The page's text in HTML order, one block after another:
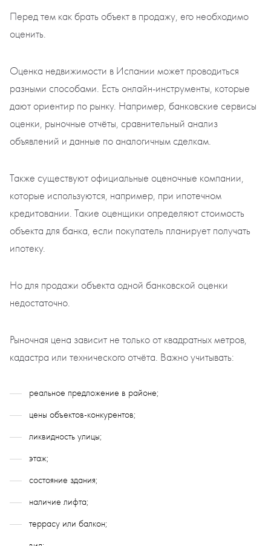
Перед тем как брать объект в продажу, его необходимо
оценить.
Оценка недвижимости в Испании может проводиться
разными способами. Есть онлайн-инструменты, которые
дают ориентир по рынку. Например, банковские сервисы
оценки, рыночные отчёты, сравнительный анализ
объявлений и данные по аналогичным сделкам.
Также существуют официальные оценочные компании,
которые используются, например, при ипотечном
кредитовании. Такие оценщики определяют стоимость
объекта для банка, если покупатель планирует получать
ипотеку.
Но для продажи объекта одной банковской оценки
недостаточно.
Рыночная цена зависит не только от квадратных метров,
кадастра или технического отчёта. Важно учитывать:
реальное предложение в районе;
цены объектов-конкурентов;
ликвидность улицы;
этаж;
состояние здания;
наличие лифта;
террасу или балкон;